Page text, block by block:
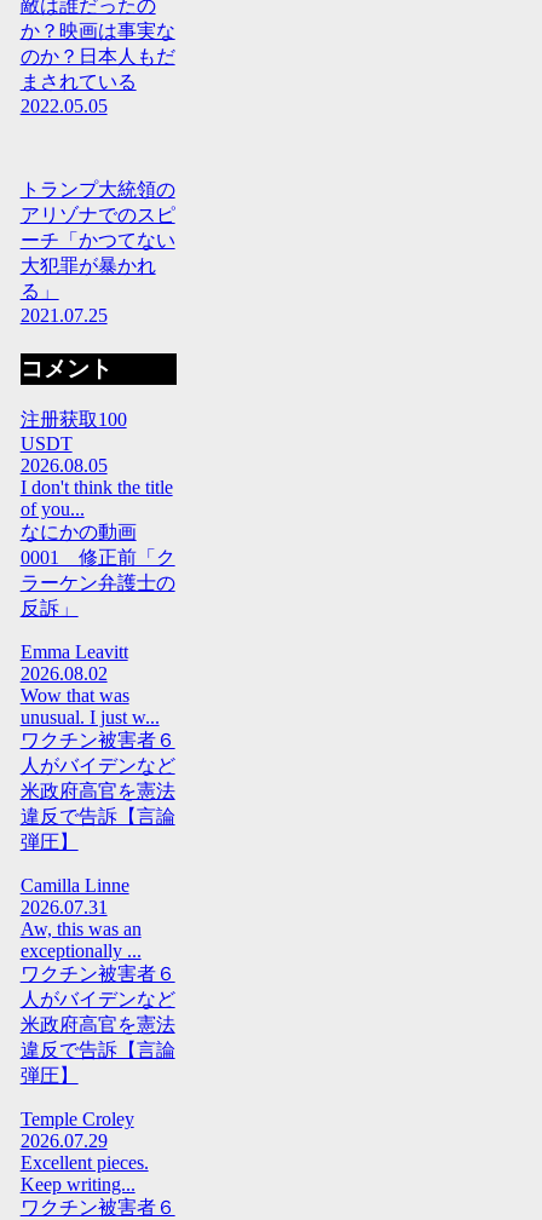
敵は誰だったの
か？映画は事実な
のか？日本人もだ
まされている
2022.05.05
トランプ大統領の
アリゾナでのスピ
ーチ「かつてない
大犯罪が暴かれ
る」
2021.07.25
コメント
注册获取100
USDT
2026.08.05
I don't think the title
of you...
なにかの動画
0001 修正前「ク
ラーケン弁護士の
反訴」
Emma Leavitt
2026.08.02
Wow that was
unusual. I just w...
ワクチン被害者６
人がバイデンなど
米政府高官を憲法
違反で告訴【言論
弾圧】
Camilla Linne
2026.07.31
Aw, this was an
exceptionally ...
ワクチン被害者６
人がバイデンなど
米政府高官を憲法
違反で告訴【言論
弾圧】
Temple Croley
2026.07.29
Excellent pieces.
Keep writing...
ワクチン被害者６